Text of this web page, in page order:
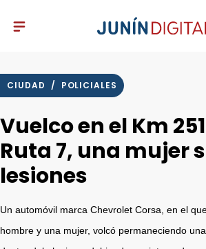
CIUDAD / POLICIALES
Vuelco en el Km
Ruta 7, una mujer
lesiones
Un automóvil marca Chevrolet Corsa, en el
hombre y una mujer, volcó permaneciendo